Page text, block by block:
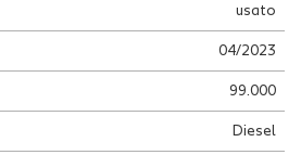
usato
04/2023
99.000
Diesel